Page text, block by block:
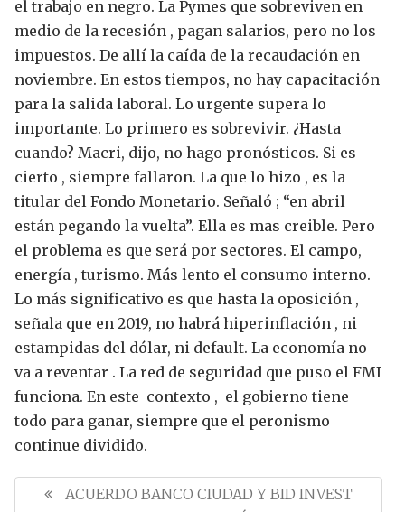
el trabajo en negro. La Pymes que sobreviven en
medio de la recesión , pagan salarios, pero no los
impuestos. De allí la caída de la recaudación en
noviembre. En estos tiempos, no hay capacitación
para la salida laboral. Lo urgente supera lo
importante. Lo primero es sobrevivir. ¿Hasta
cuando? Macri, dijo, no hago pronósticos. Si es
cierto , siempre fallaron. La que lo hizo , es la
titular del Fondo Monetario. Señaló ; “en abril
están pegando la vuelta”. Ella es mas creible. Pero
el problema es que será por sectores. El campo,
energía , turismo. Más lento el consumo interno.
Lo más significativo es que hasta la oposición ,
señala que en 2019, no habrá hiperinflación , ni
estampidas del dólar, ni default. La economía no
va a reventar . La red de seguridad que puso el FMI
funciona. En este contexto , el gobierno tiene
todo para ganar, siempre que el peronismo
continue dividido.
P
ACUERDO BANCO CIUDAD Y BID INVEST